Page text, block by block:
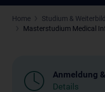
Home
Studium &
Masterstudium Medical
Anmeldung
Details